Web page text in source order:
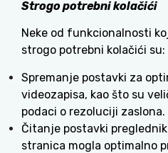
Strogo potrebni kolačići
Neke od funkcionalnosti
strogo potrebni kolačići su:
Spremanje postavki za
videozapisa, kao što su
podaci o rezoluciji zaslona.
Čitanje postavki
stranica mogla optimalno